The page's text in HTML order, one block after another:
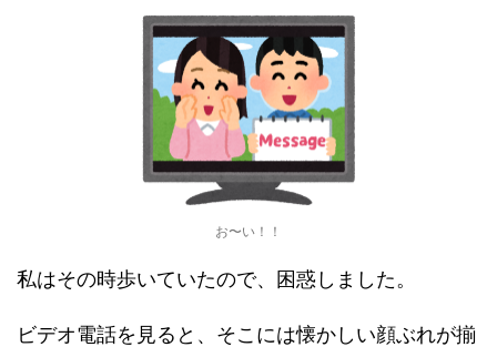
お〜い！！
私はその時歩いていたので、困惑しました。
ビデオ電話を見ると、そこには懐かしい顔ぶれが揃